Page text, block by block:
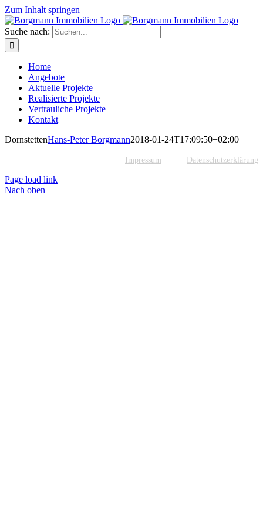
Zum Inhalt springen
Suche nach:
Home
Angebote
Aktuelle Projekte
Realisierte Projekte
Vertrauliche Projekte
Kontakt
DornstettenHans-Peter Borgmann2018-01-24T17:09:50+02:00
Impressum Datenschutzerklärung
Page load link
Nach oben